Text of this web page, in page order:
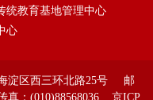
统教育基地管理中心
心
淀区西三环北路25号 邮
：(010)88568036 京ICP